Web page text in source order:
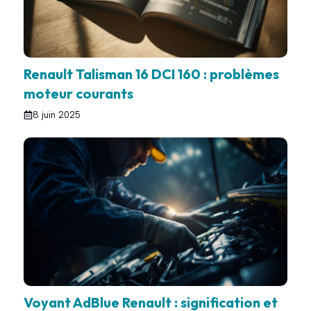
Renault Talisman 16 DCI 160 : problèmes
moteur courants
8 juin 2025
Voyant AdBlue Renault : signification et